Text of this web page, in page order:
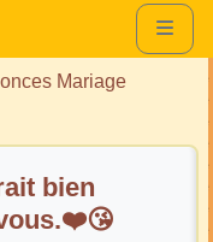
Mariage
bien